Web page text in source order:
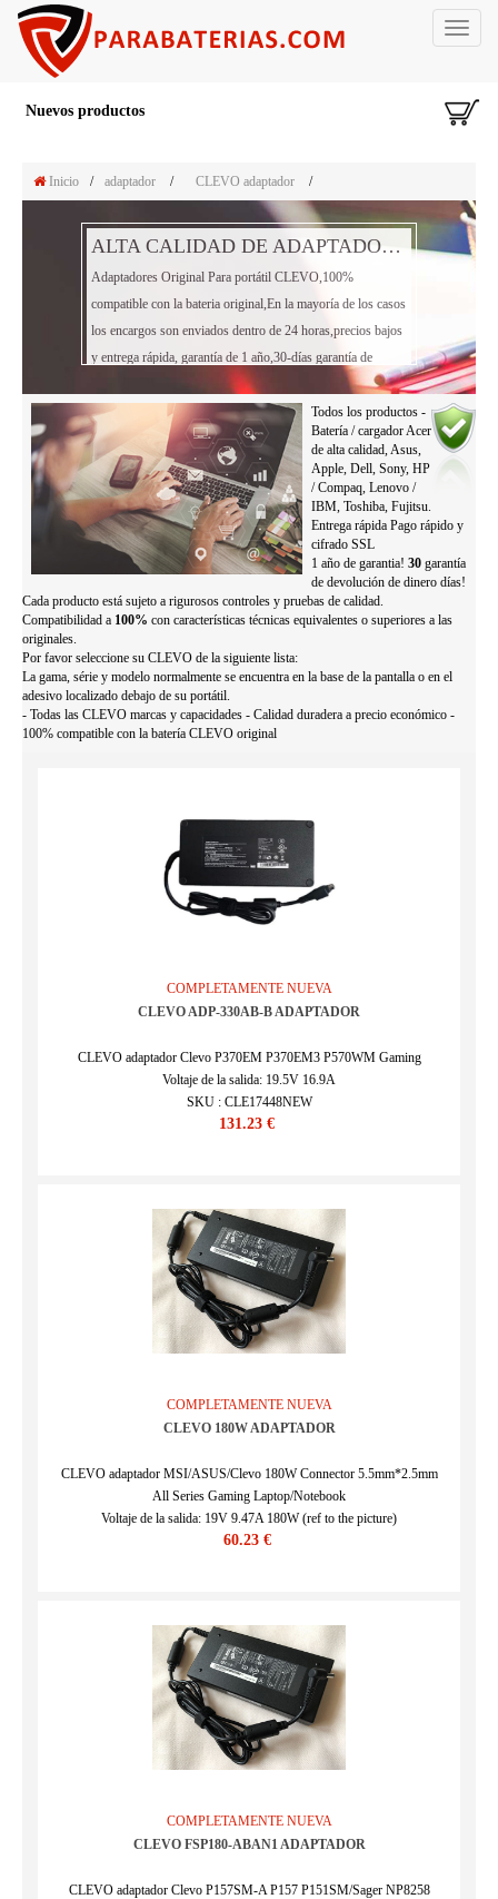
Toggle
Nuevos productos
Inicio / adaptador / CLEVO adaptador /
ALTA CALIDAD DE ADAPTADOR PORTÁTIL CLEVO
Adaptadores Original Para portátil CLEVO,100%
compatible con la bateria original,En la mayoría de los casos
los encargos son enviados dentro de 24 horas,precios bajos
y entrega rápida, garantía de 1 año,30-días garantía de
Todos los productos -
Batería / cargador Acer
de alta calidad, Asus,
Apple, Dell, Sony, HP
/ Compaq, Lenovo /
IBM, Toshiba, Fujitsu.
Entrega rápida Pago rápido y
cifrado SSL
1 año de garantia! 30 garantía
de devolución de dinero días!
Cada producto está sujeto a rigurosos controles y pruebas de calidad.
Compatibilidad a 100% con características técnicas equivalentes o superiores a las
originales.
Por favor seleccione su CLEVO de la siguiente lista:
La gama, série y modelo normalmente se encuentra en la base de la pantalla o en el
adesivo localizado debajo de su portátil.
- Todas las CLEVO marcas y capacidades - Calidad duradera a precio económico -
100% compatible con la batería CLEVO original
COMPLETAMENTE NUEVA
CLEVO ADP-330AB-B ADAPTADOR
CLEVO adaptador Clevo P370EM P370EM3 P570WM Gaming
Voltaje de la salida: 19.5V 16.9A
SKU : CLE17448NEW
131.23 €
COMPLETAMENTE NUEVA
CLEVO 180W ADAPTADOR
CLEVO adaptador MSI/ASUS/Clevo 180W Connector 5.5mm*2.5mm
All Series Gaming Laptop/Notebook
Voltaje de la salida: 19V 9.47A 180W (ref to the picture)
SKU : CLE17367_UK
60.23 €
COMPLETAMENTE NUEVA
CLEVO FSP180-ABAN1 ADAPTADOR
CLEVO adaptador Clevo P157SM-A P157 P151SM/Sager NP8258